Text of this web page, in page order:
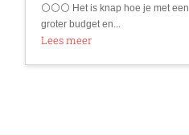
⚪⚪⚪ Het is knap hoe je met een
groter budget en...
Lees meer